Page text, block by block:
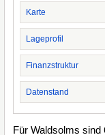
Karte
Lageprofil
Finanzstruktur
Datenstand
Für Waldsolms sind